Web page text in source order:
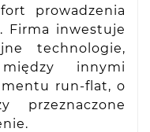
prowadzenia
Firma inwestuje
technologie,
innymi
run-flat, o
przeznaczone